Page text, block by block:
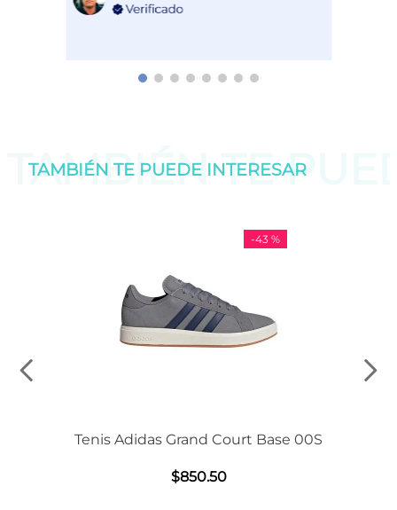
TAMBIÉN TE
TAMBIÉN TE PUEDE INTERESAR
-43 %
Tenis Adidas Grand Court Base 00S
$850.50